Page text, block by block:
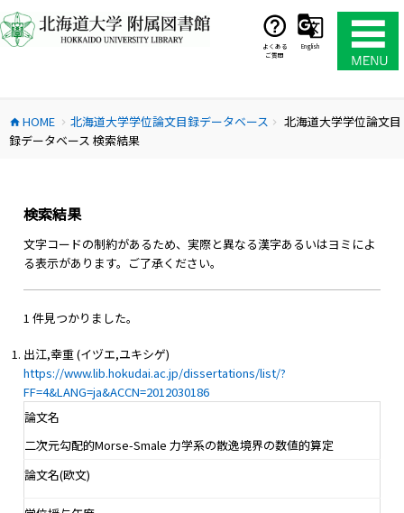
ン
テ
ス
キ
よくある
ご質問
English
home HOME chevron_right 北海道大学学位論文目録データベース chevron_right
北海道大学学位論文目
録データベース 検索結果
検索結果
文字コードの制約があるため、実際と異なる漢字あるいはヨミによ
る表示があります。ご了承ください。
1 件見つかりました。
出江,幸重 (イヅエ,ユキシゲ)
https://www.lib.hokudai.ac.jp/dissertations/list/?
FF=4&LANG=ja&ACCN=2012030186
論文名
二次元勾配的Morse-Smale 力学系の散逸境界の数値的算定
論文名(欧文)